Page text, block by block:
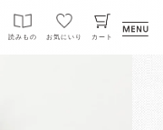
読みもの お気にいり カート